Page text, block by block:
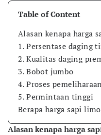
Table of Content
Alasan kenapa harga
1. Persentase daging
2. Kualitas daging
3. Bobot jumbo
4. Proses
5. Permintaan tinggi
Berapa harga sapi
Alasan kenapa harga